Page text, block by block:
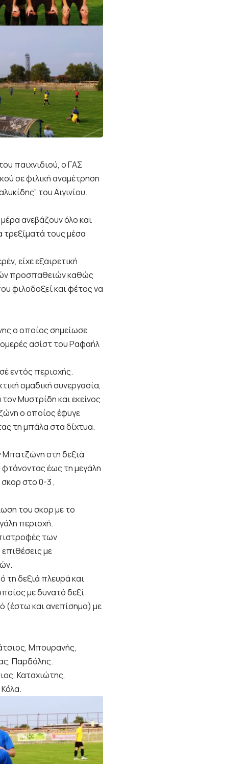
παιχνιδιού, ο ΓΑΣ
σε φιλική αναμέτρηση
του Αιγινίου.
ανεβάζουν όλο και
τρεξίματά τους μέσα
είχε εξαιρετική
προσπαθειών καθώς
φιλοδοξεί και φέτος να
ο οποίος σημείωσε
ασίστ του Ραφαήλ
εντός περιοχής.
ομαδική συνεργασία,
Μυστρίδη και εκείνος
ο οποίος έφυγε
τη μπάλα στα δίχτυα.
Μπατζώνη στη δεξιά
έως τη μεγάλη
στο 0-3 ,
του σκορ με το
περιοχή.
των
με
τη δεξιά πλευρά και
με δυνατό δεξί
(έστω και ανεπίσημα) με
Μπουρανής,
Παρδάλης.
Καταχιώτης,